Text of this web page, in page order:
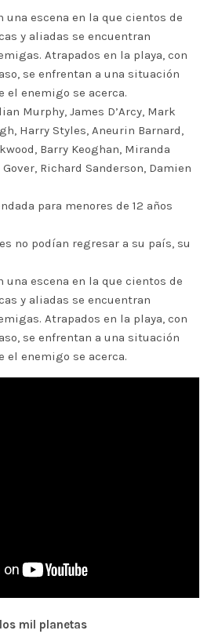
una escena en la que cientos de
y aliadas se encuentran
Atrapados en la playa, con
se enfrentan a una situación
el enemigo se acerca.
Murphy, James D’Arcy, Mark
Harry Styles, Aneurin Barnard,
Barry Keoghan, Miranda
Richard Sanderson, Damien
para menores de 12 años
no podían regresar a su país, su
una escena en la que cientos de
y aliadas se encuentran
Atrapados en la playa, con
se enfrentan a una situación
el enemigo se acerca.
mil planetas